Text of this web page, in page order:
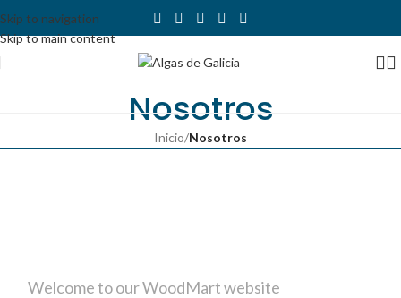
Skip to navigation
Skip to main content
Nosotros
Inicio/Nosotros
Welcome to our WoodMart website